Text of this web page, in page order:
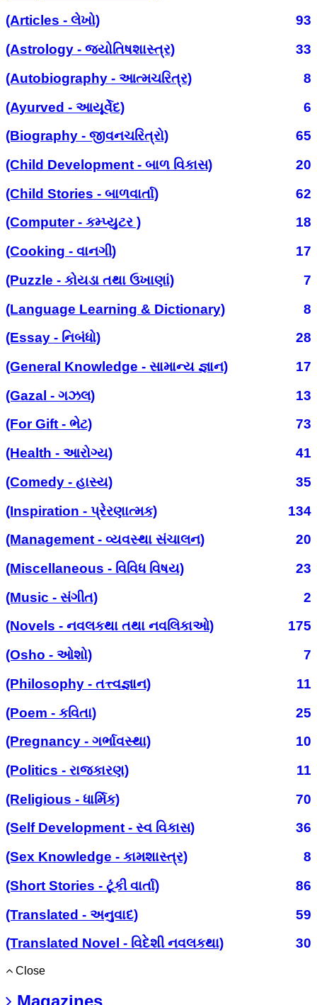
(Articles - લેખો)
93
(Astrology - જ્યોતિષશાસ્ત્ર)
33
(Autobiography - આત્મચરિત્ર)
8
(Ayurved - આયૂર્વેદ)
6
(Biography - જીવનચરિત્રો)
65
(Child Development - બાળ વિકાસ)
20
(Child Stories - બાળવાર્તા)
62
(Computer - કમ્પ્યુટર )
18
(Cooking - વાનગી)
17
(Puzzle - કોયડા તથા ઉખાણાં)
7
(Language Learning & Dictionary)
8
(Essay - નિબંધો)
28
(General Knowledge - સામાન્ય જ્ઞાન)
17
(Gazal - ગઝલ)
13
(For Gift - ભેટ)
73
(Health - આરોગ્ય)
41
(Comedy - હાસ્ય)
35
(Inspiration - પ્રેરણાત્મક)
134
(Management - વ્યવસ્થા સંચાલન)
20
(Miscellaneous - વિવિધ વિષય)
23
(Music - સંગીત)
2
(Novels - નવલકથા તથા નવલિકાઓ)
175
(Osho - ઓશો)
7
(Philosophy - તત્ત્વજ્ઞાન)
11
(Poem - કવિતા)
25
(Pregnancy - ગર્ભાવસ્થા)
10
(Politics - રાજકારણ)
11
(Religious - ધાર્મિક)
70
(Self Development - સ્વ વિકાસ)
36
(Sex Knowledge - કામશાસ્ત્ર)
8
(Short Stories - ટૂંકી વાર્તા)
86
(Translated - અનુવાદ)
59
(Translated Novel - વિદેશી નવલકથા)
30
Close
Magazines